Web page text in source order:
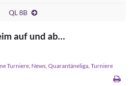
QL 8B
auf und ab…
Turniere News Quarantäneliga Turniere